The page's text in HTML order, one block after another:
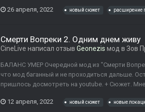
26 апреля, 2022 новый сюжет расширение
Смерти Вопреки 2. Одним днем живу
CineLive написал отзыв Geonezis мод в Зов
БАЛАНС УМЕР Очередной мод из "Смерти
что мод баганный и не проходиться дальше.
пришлось досмотреть на youtube. + Сюжет.
12 апреля, 2022 новый сюжет новые